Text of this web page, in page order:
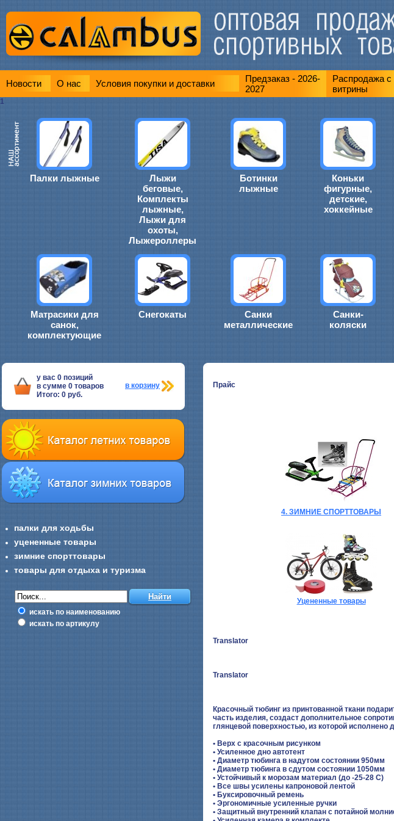
Новости О нас Условия покупки и доставки
Предзаказ - 2026-
2027
Распродажа с
витрины
1
Палки лыжные
Лыжи
беговые,
Комплекты
лыжные,
Лыжи для
охоты,
Лыжероллеры
Ботинки
лыжные
Коньки
фигурные,
детские,
хоккейные
Матрасики для
санок,
комплектующие
Снегокаты
Санки
металлические
Санки-
коляски
у вас 0 позиций
в сумме 0 товаров
Итого: 0 руб.
в корзину
палки для ходьбы
уцененные товары
зимние спорттовары
товары для отдыха и туризма
искать по наименованию
искать по артикулу
Прайс
4. ЗИМНИЕ СПОРТТОВАРЫ
Уцененные товары
Translator
Translator
Красочный тюбинг из принтованной ткани
часть изделия, создаст дополнительное
глянцевой поверхностью, из которой
• Верх с красочным рисунком
• Усиленное дно автотент
• Диаметр тюбинга в надутом состоянии 950мм
• Диаметр тюбинга в сдутом состоянии 1050мм
• Устойчивый к морозам материал (до -25-28 С)
• Все швы усилены капроновой лентой
• Буксировочный ремень
• Эргономичные усиленные ручки
• Защитный внутренний клапан с потайной